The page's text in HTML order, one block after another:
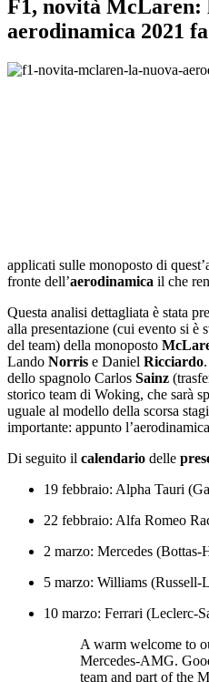
F1, novità McLaren:
aerodinamica 2021
applicati sulle monoposto di
fronte dell’aerodinamica il che
Questa analisi dettagliata è stata
alla presentazione (cui evento si è
del team) della monoposto
Lando Norris e Daniel Ricciardo
dello spagnolo Carlos Sainz
storico team di Woking, che sarà
uguale al modello della scorsa
importante: appunto
Di seguito il calendario delle
19 febbraio: Alpha Tauri
22 febbraio: Alfa Romeo
2 marzo: Mercedes (Bottas-
5 marzo: Williams (Russell-
10 marzo: Ferrari (Leclerc-
A warm welcome to
Mercedes-AMG.
team and part of the